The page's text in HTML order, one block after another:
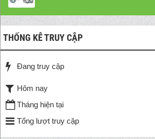
THỐNG KÊ TRUY CẬP
Đang truy cập
Hôm nay
Tháng hiện tại
Tổng lượt truy cập